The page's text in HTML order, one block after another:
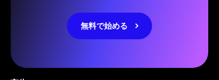
無料で始める